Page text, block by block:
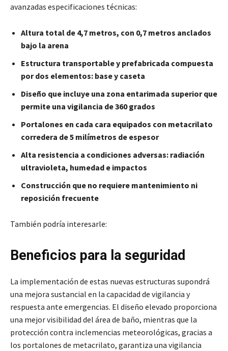
avanzadas especificaciones técnicas:
Altura total de 4,7 metros, con 0,7 metros anclados
bajo la arena
Estructura transportable y prefabricada compuesta
por dos elementos: base y caseta
Diseño que incluye una zona entarimada superior que
permite una vigilancia de 360 grados
Portalones en cada cara equipados con metacrilato
corredera de 5 milímetros de espesor
Alta resistencia a condiciones adversas: radiación
ultravioleta, humedad e impactos
Construcción que no requiere mantenimiento ni
reposición frecuente
También podría interesarle:
Beneficios para la seguridad
La implementación de estas nuevas estructuras supondrá
una mejora sustancial en la capacidad de vigilancia y
respuesta ante emergencias. El diseño elevado proporciona
una mejor visibilidad del área de baño, mientras que la
protección contra inclemencias meteorológicas, gracias a
los portalones de metacrilato, garantiza una vigilancia